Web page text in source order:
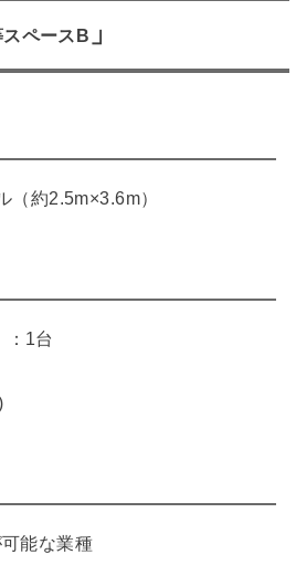
スペースB 」
（約2.5m×3.6m）
：1台
可能な業種